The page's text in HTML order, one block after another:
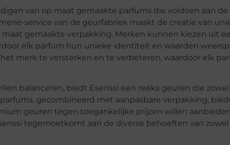
van op maat gemaakte parfums die voldoen aan
service van de geurfabriek maakt de creatie van
gemaakte verpakking. Merken kunnen kiezen uit
elk parfum hun unieke identiteit en waarden
merk te versterken en te verbeteren, waardoor elk
balanceren, biedt Esenssi een reeks geuren die zowel
gecombineerd met aanpasbare verpakking,
geuren tegen toegankelijke prijzen willen
tegemoetkomt aan de diverse behoeften van